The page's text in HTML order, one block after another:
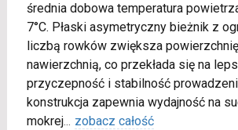
średnia dobowa temperatura
7°C. Płaski asymetryczny bieżnik z
liczbą rowków zwiększa
nawierzchnią, co przekłada się na
przyczepność i stabilność
konstrukcja zapewnia wydajność na
mokrej... zobacz całość